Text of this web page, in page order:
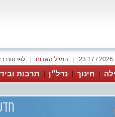
לפרסום המייל האדום
חינוך נדל״ן תרבות